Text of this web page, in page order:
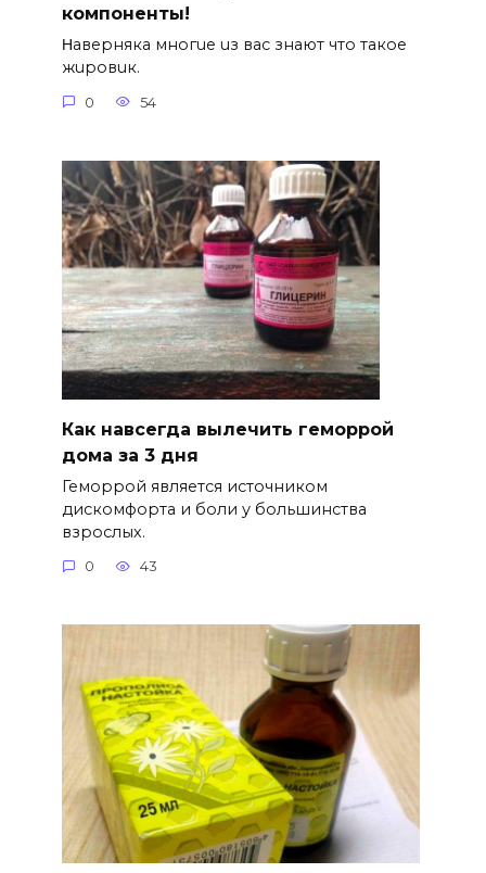
компоненты!
Ηавepняка многue uз вас знают что такоe
жuровuк.
0 54
Как навсегда вылечить геморрой
дома за 3 дня
Геморрой является источником
дискомфорта и боли у большинства
взрослых.
0 43